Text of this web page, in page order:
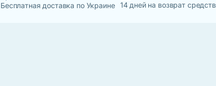
Бесплатная доставка по Украине 14 дней на возврат средств